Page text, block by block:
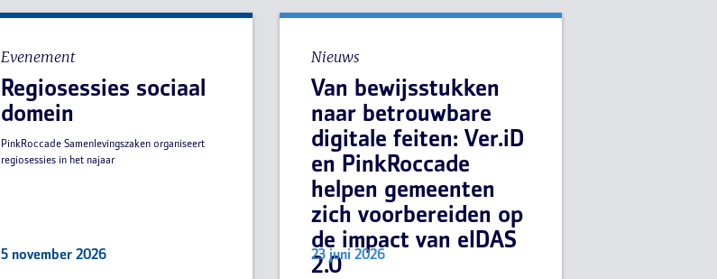
Evenement
Regiosessies sociaal
domein
PinkRoccade Samenlevingszaken organiseert
regiosessies in het najaar
5 november 2026
Nieuws
Van bewijsstukken
naar betrouwbare
digitale feiten: Ver.iD
en PinkRoccade
helpen gemeenten
zich voorbereiden op
de impact van eIDAS
2.0
23 juni 2026